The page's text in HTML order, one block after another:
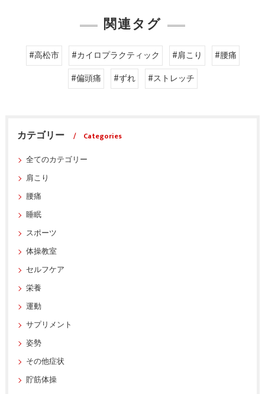
関連タグ
#高松市 #カイロプラクティック #肩こり
#腰痛
#偏頭痛
#ずれ #ストレッチ
カテゴリー
Categories
全てのカテゴリー
肩こり
腰痛
睡眠
スポーツ
体操教室
セルフケア
栄養
運動
サプリメント
姿勢
その他症状
貯筋体操